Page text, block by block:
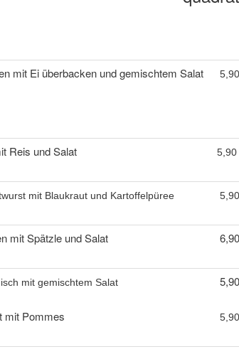
mit Ei überbacken und gemischtem Salat 5,90
Reis und Salat 5,90
mit Blaukraut und Kartoffelpüree 5,90
mit Spätzle und Salat 6,90
mit gemischtem Salat
mit Pommes
5,90
5,90